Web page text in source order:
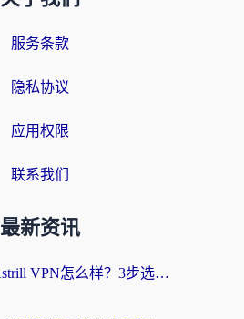
服务条款
隐私协议
应用权限
联系我们
最新资讯
海外党必看：Astrill VPN怎么样？3步选对回国加速器实现无缝刷剧玩游戏